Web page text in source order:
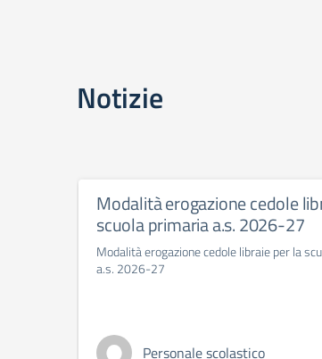
Notizie
Modalità erogazione cedole
scuola primaria a.s. 2026-27
Modalità erogazione cedole libraie per la
a.s. 2026-27
Personale scolastico